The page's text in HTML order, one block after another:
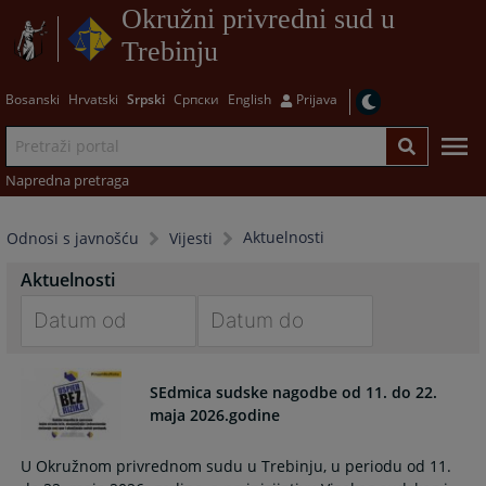
Okružni privredni sud u
Trebinju
Bosanski Hrvatski Srpski Српски English Prijava
Napredna pretraga
Odnosi s javnošću Vijesti Aktuelnosti
Aktuelnosti
forward
interact
the
to
interact
the
SEdmica sudske nagodbe od 11. do 22.
maja 2026.godine
U Okružnom privrednom sudu u Trebinju, u periodu od 11.